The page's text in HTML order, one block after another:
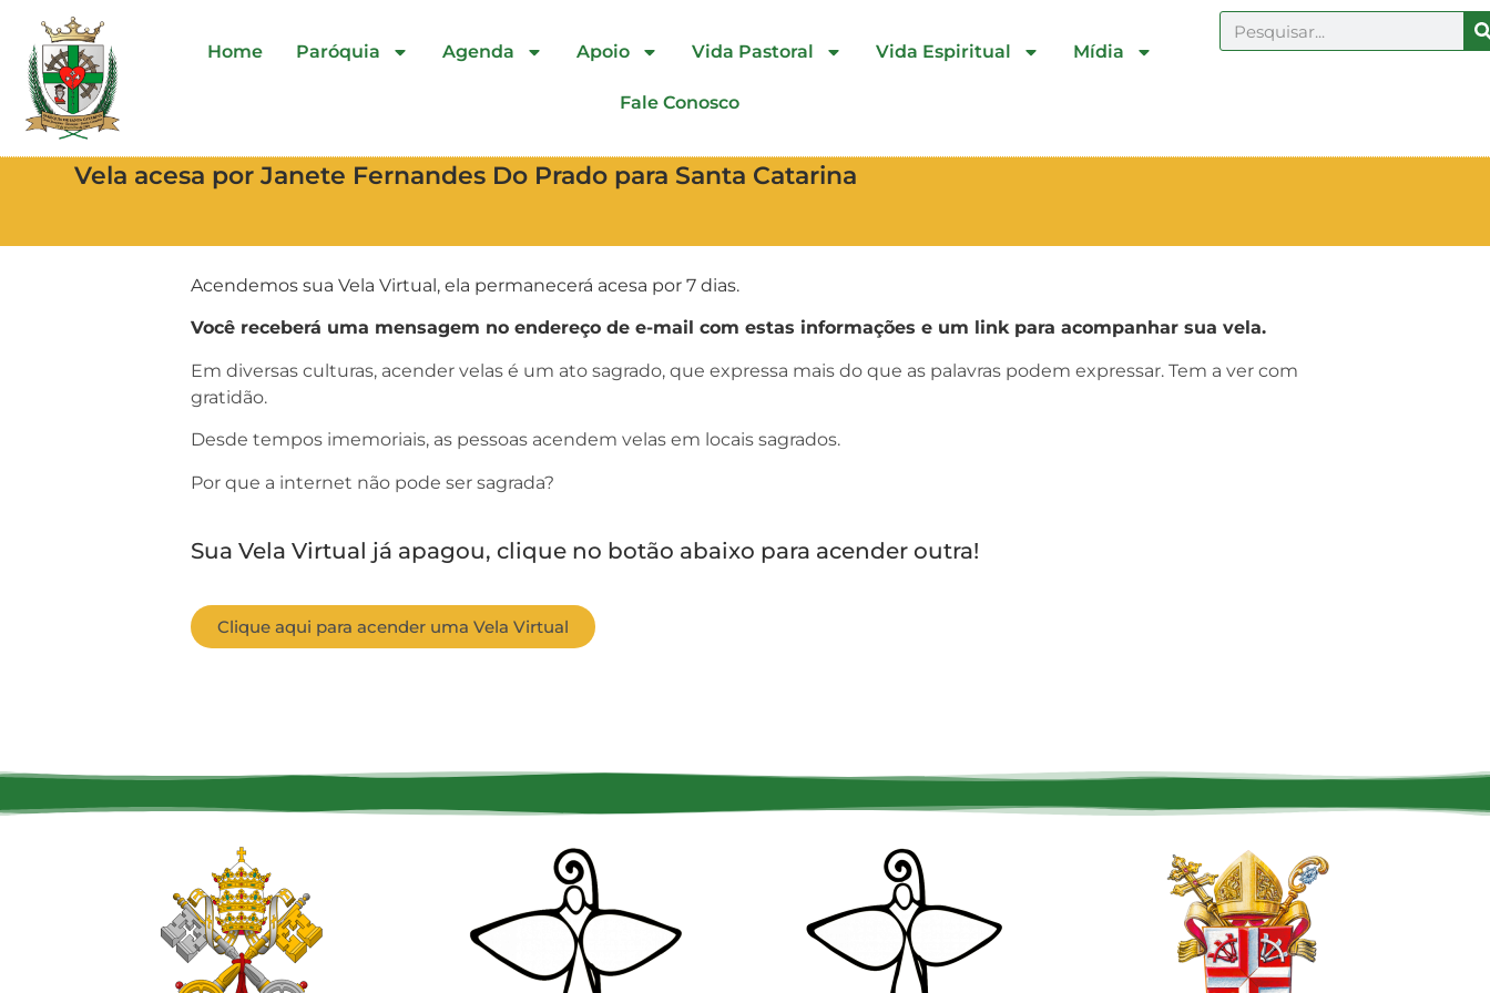
Home Paróquia Agenda Apoio Vida Pastoral Vida Espiritual Mídia
Fale Conosco
Vela acesa por Janete Fernandes Do Prado para Santa Catarina
Acendemos sua Vela Virtual, ela permanecerá acesa por 7 dias.
Você receberá uma mensagem no endereço de e-mail com estas informações e um link para acompanhar sua vela.
Em diversas culturas, acender velas é um ato sagrado, que expressa mais do que as palavras podem expressar. Tem a ver com
gratidão.
Desde tempos imemoriais, as pessoas acendem velas em locais sagrados.
Por que a internet não pode ser sagrada?
Sua Vela Virtual já apagou, clique no botão abaixo para acender outra!
Clique aqui para acender uma Vela Virtual